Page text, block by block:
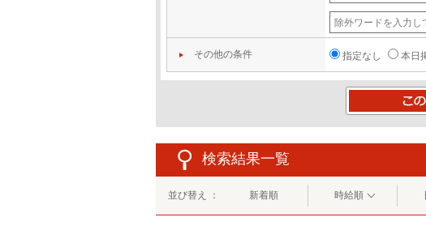
その他の条件 指定なし 本日
検索結果一覧
並び替え ： 新着順 時給順